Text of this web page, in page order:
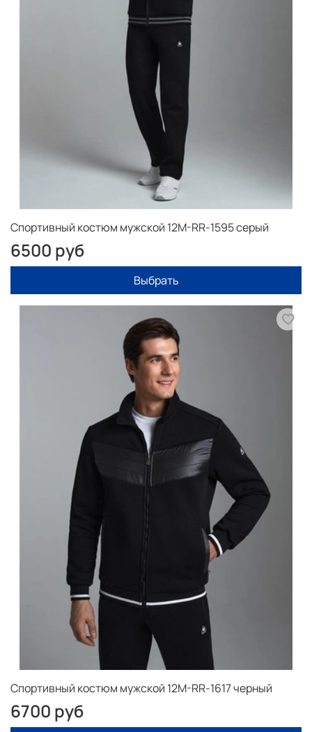
Спортивный костюм мужской 12M-RR-1595 серый
6500 руб
Выбрать
Спортивный костюм мужской 12M-RR-1617 черный
6700 руб